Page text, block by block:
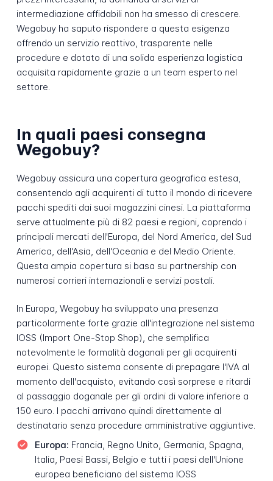
intermediazione affidabili non ha smesso di crescere.
Wegobuy ha saputo rispondere a questa esigenza
offrendo un servizio reattivo, trasparente nelle
procedure e dotato di una solida esperienza logistica
acquisita rapidamente grazie a un team esperto nel
settore.
In quali paesi consegna
Wegobuy?
Wegobuy assicura una copertura geografica estesa,
consentendo agli acquirenti di tutto il mondo di ricevere
pacchi spediti dai suoi magazzini cinesi. La piattaforma
serve attualmente più di 82 paesi e regioni, coprendo i
principali mercati dell'Europa, del Nord America, del Sud
America, dell'Asia, dell'Oceania e del Medio Oriente.
Questa ampia copertura si basa su partnership con
numerosi corrieri internazionali e servizi postali.
In Europa, Wegobuy ha sviluppato una presenza
particolarmente forte grazie all'integrazione nel sistema
IOSS (Import One-Stop Shop), che semplifica
notevolmente le formalità doganali per gli acquirenti
europei. Questo sistema consente di prepagare l'IVA al
momento dell'acquisto, evitando così sorprese e ritardi
al passaggio doganale per gli ordini di valore inferiore a
150 euro. I pacchi arrivano quindi direttamente al
destinatario senza procedure amministrative aggiuntive.
Europa: Francia, Regno Unito, Germania, Spagna,
Italia, Paesi Bassi, Belgio e tutti i paesi dell'Unione
europea beneficiano del sistema IOSS